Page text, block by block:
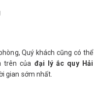
Quý khách cũng có thể
trên của đại lý ắc quy Hải
gian sớm nhất.